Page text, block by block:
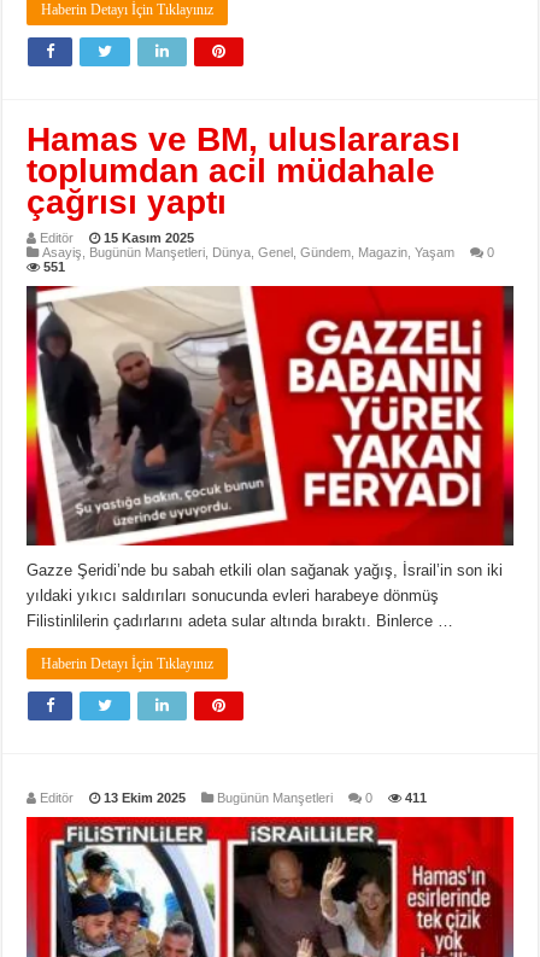
Haberin Detayı İçin Tıklayınız
Hamas ve BM, uluslararası
toplumdan acil müdahale
çağrısı yaptı
Editör
15 Kasım 2025
Asayiş
Bugünün Manşetleri Dünya ,Genel ,Gündem Magazin ,Yaşam
0
551
Gazze Şeridi’nde bu sabah etkili olan sağanak yağış, İsrail’in son iki
yıldaki yıkıcı saldırıları sonucunda evleri harabeye dönmüş
Filistinlilerin çadırlarını adeta sular altında bıraktı. Binlerce …
Haberin Detayı İçin Tıklayınız
Editör 13 Ekim 2025 Bugünün Manşetleri 0 411